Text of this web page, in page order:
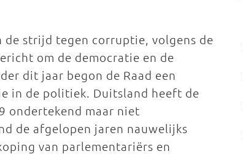
strijd tegen corruptie, volgens de
om de democratie en de
dit jaar begon de Raad een
in de politiek. Duitsland heeft de
ondertekend maar niet
de afgelopen jaren nauwelijks
van parlementariërs en